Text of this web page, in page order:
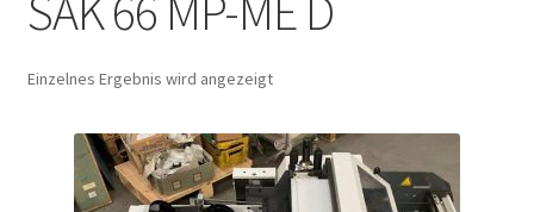
Einzelnes Ergebnis wird angezeigt